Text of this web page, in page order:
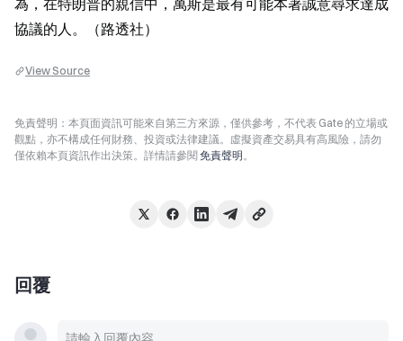
為，在特朗普的親信中，萬斯是最有可能本著誠意尋求達成
協議的人。（路透社）
View Source
免責聲明：本頁面資訊可能來自第三方來源，僅供參考，不代表 Gate 的立場或
觀點，亦不構成任何財務、投資或法律建議。虛擬資產交易具有高風險，請勿
僅依賴本頁資訊作出決策。詳情請參閱 免責聲明。
回覆